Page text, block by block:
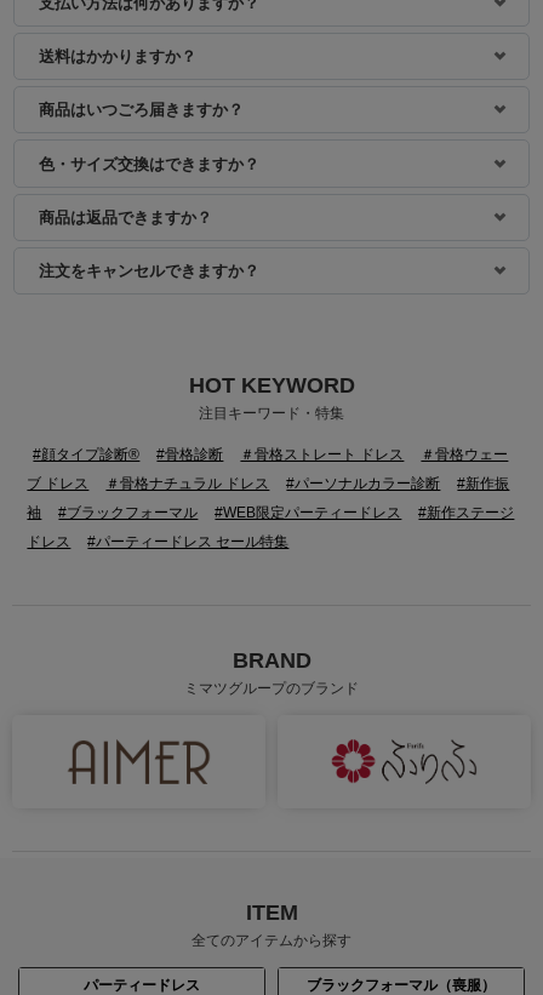
身長：157cm
身長：158cm 身長：158cm
送料はかかりますか？
商品はいつごろ届きますか？
色・サイズ交換はできますか？
商品は返品できますか？
注文をキャンセルできますか？
HOT KEYWORD
注目キーワード・特集
#顔タイプ診断® #骨格診断 ＃骨格ストレート ドレス
＃骨格ウェー
ブ ドレス
＃骨格ナチュラル ドレス #パーソナルカラー診断
#新作振
袖
#ブラックフォーマル #WEB限定パーティードレス
#新作ステージ
ドレス
#パーティードレス セール特集
BRAND
ミマツグループのブランド
ITEM
全てのアイテムから探す
パーティードレス ブラックフォーマル（喪服）